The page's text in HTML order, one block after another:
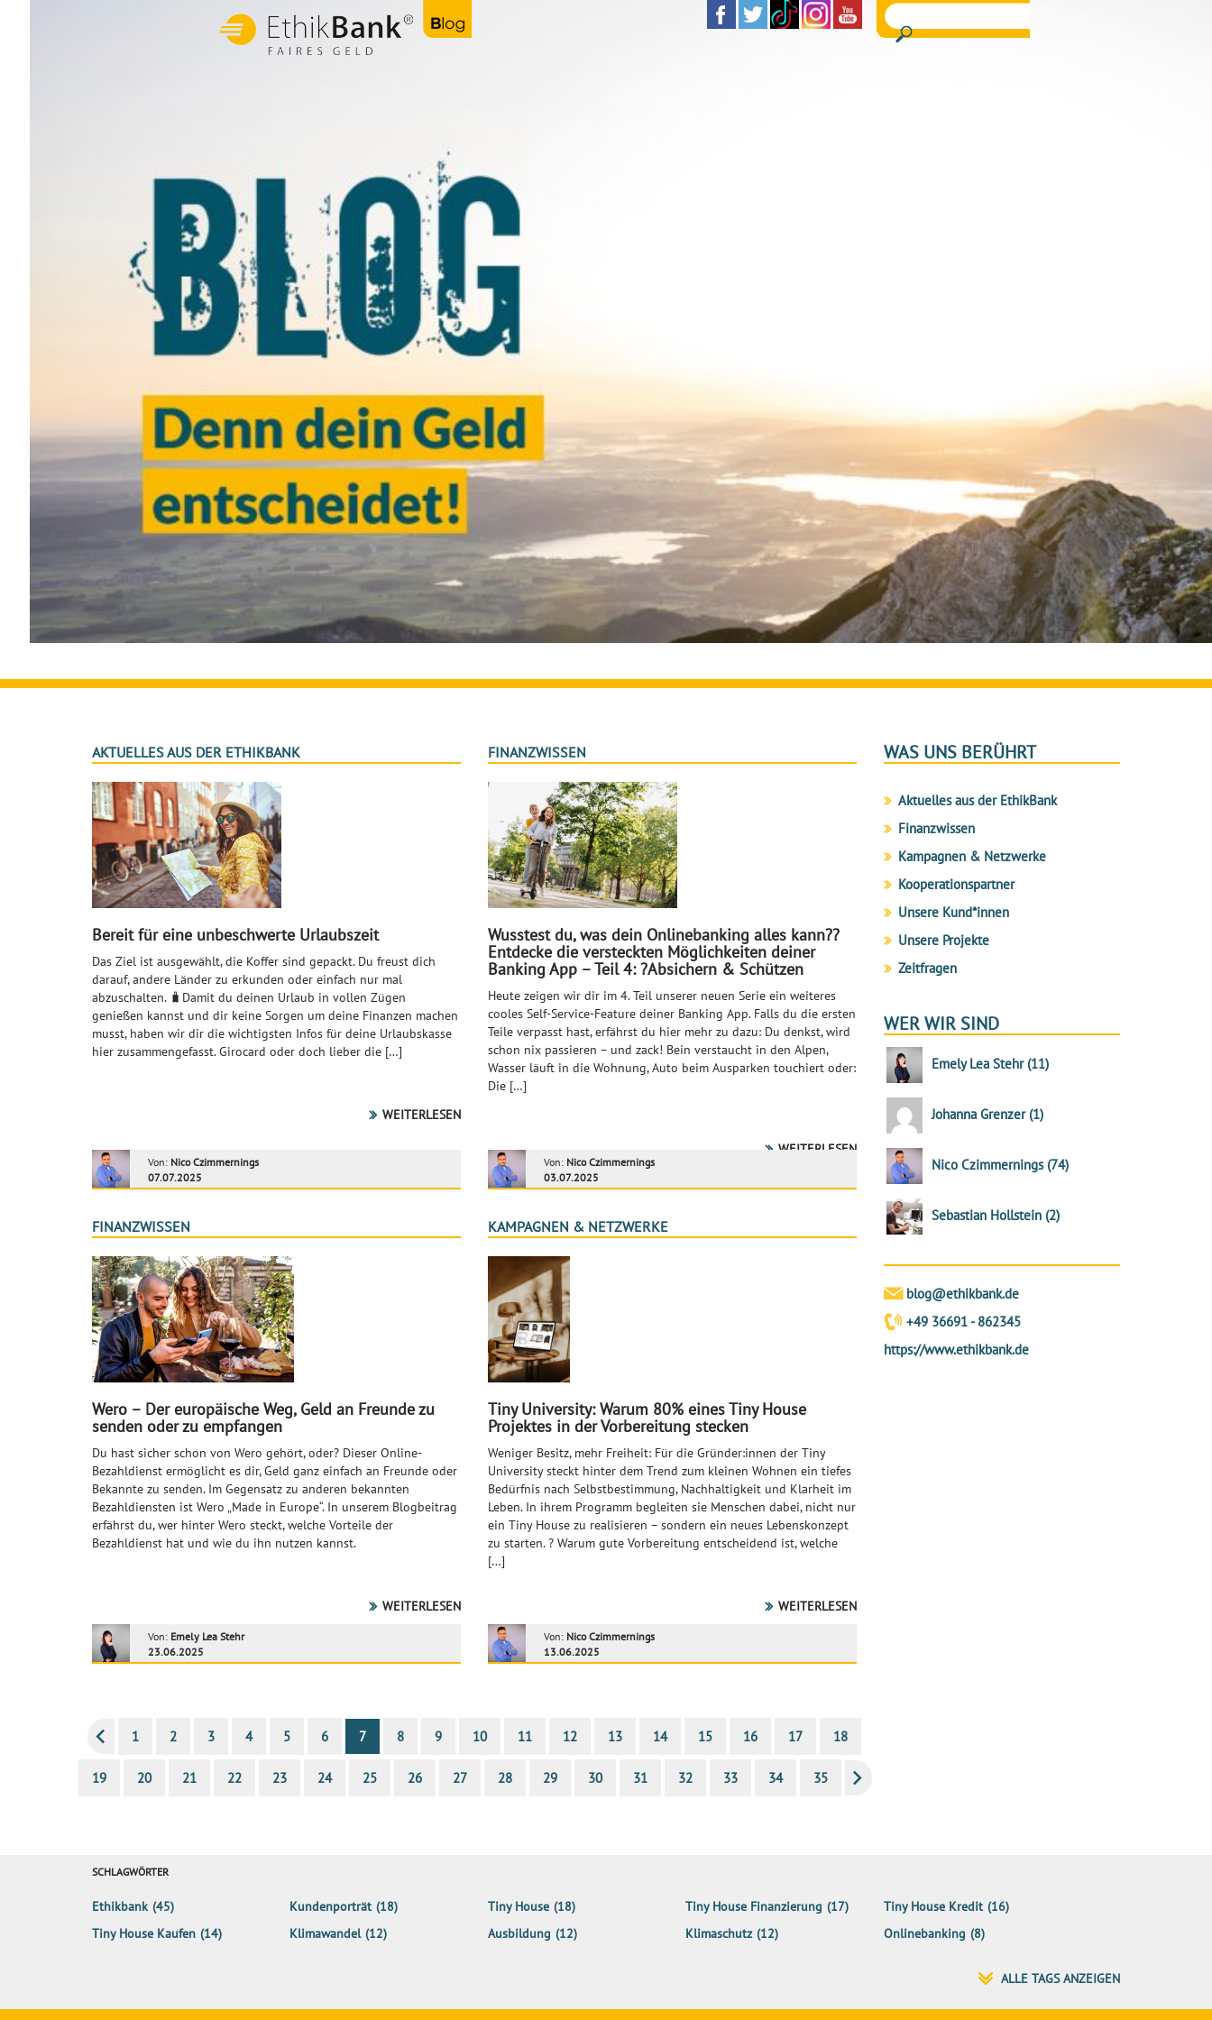
AKTUELLES AUS DER ETHIKBANK
Bereit für eine unbeschwerte Urlaubszeit
Das Ziel ist ausgewählt, die Koffer sind gepackt. Du freust dich
darauf, andere Länder zu erkunden oder einfach nur mal
abzuschalten. 🧳Damit du deinen Urlaub in vollen Zügen
genießen kannst und dir keine Sorgen um deine Finanzen machen
musst, haben wir dir die wichtigsten Infos für deine Urlaubskasse
hier zusammengefasst. Girocard oder doch lieber die […]
WEITERLESEN
Von: Nico Czimmernings
07.07.2025
FINANZWISSEN
Wusstest du, was dein Onlinebanking alles kann??
Entdecke die versteckten Möglichkeiten deiner
Banking App – Teil 4: ?️Absichern & Schützen
Heute zeigen wir dir im 4. Teil unserer neuen Serie ein weiteres
cooles Self-Service-Feature deiner Banking App. Falls du die ersten
Teile verpasst hast, erfährst du hier mehr zu dazu: Du denkst, wird
schon nix passieren – und zack! Bein verstaucht in den Alpen,
Wasser läuft in die Wohnung, Auto beim Ausparken touchiert oder:
Die […]
WEITERLESEN
Von: Nico Czimmernings
03.07.2025
FINANZWISSEN
Wero – Der europäische Weg, Geld an Freunde zu
senden oder zu empfangen
Du hast sicher schon von Wero gehört, oder? Dieser Online-
Bezahldienst ermöglicht es dir, Geld ganz einfach an Freunde oder
Bekannte zu senden. Im Gegensatz zu anderen bekannten
Bezahldiensten ist Wero „Made in Europe“. In unserem Blogbeitrag
erfährst du, wer hinter Wero steckt, welche Vorteile der
Bezahldienst hat und wie du ihn nutzen kannst.
WEITERLESEN
Von: Emely Lea Stehr
23.06.2025
KAMPAGNEN & NETZWERKE
Tiny University: Warum 80% eines Tiny House
Projektes in der Vorbereitung stecken
Weniger Besitz, mehr Freiheit: Für die Gründer:innen der Tiny
University steckt hinter dem Trend zum kleinen Wohnen ein tiefes
Bedürfnis nach Selbstbestimmung, Nachhaltigkeit und Klarheit im
Leben. In ihrem Programm begleiten sie Menschen dabei, nicht nur
ein Tiny House zu realisieren – sondern ein neues Lebenskonzept
zu starten. ? Warum gute Vorbereitung entscheidend ist, welche
[…]
WEITERLESEN
Von: Nico Czimmernings
13.06.2025
1 2 3 4 5 6 7 8 9 10 11 12 13 14 15 16 17 18
19 20 21 22 23 24 25 26 27 28 29 30 31 32 33 34 35
WAS UNS BERÜHRT
Aktuelles aus der EthikBank
Finanzwissen
Kampagnen & Netzwerke
Kooperationspartner
Unsere Kund*innen
Unsere Projekte
Zeitfragen
WER WIR SIND
Emely Lea Stehr (11)
Johanna Grenzer (1)
Nico Czimmernings (74)
Sebastian Hollstein (2)
blog@ethikbank.de
+49 36691 - 862345
https://www.ethikbank.de
SCHLAGWÖRTER
Ethikbank (45) Kundenporträt (18) Tiny House (18) Tiny House Finanzierung (17) Tiny House Kredit (16)
Tiny House Kaufen (14) Klimawandel (12) Ausbildung (12) Klimaschutz (12) Onlinebanking (8)